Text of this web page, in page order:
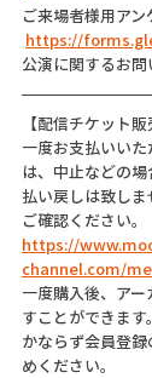
ご来場者様用ア
https://
公演に関するお
【配信チケット販
一度お支払いい
は、中止などの
払い戻しは致し
ご確認ください。
https://
channel.com/
一度購入後、ア
すことができます。
かならず会員登
めください。